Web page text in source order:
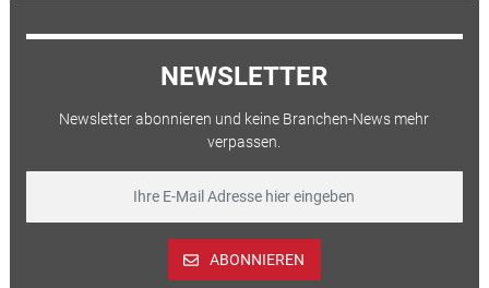
NEWSLETTER
Newsletter abonnieren und keine Branchen-News mehr
verpassen.
ABONNIEREN